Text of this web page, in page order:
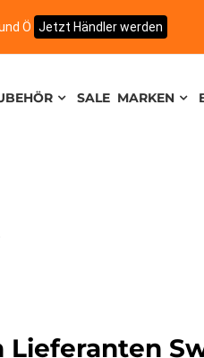
Ö Jetzt Händler werden
SALE MARKEN